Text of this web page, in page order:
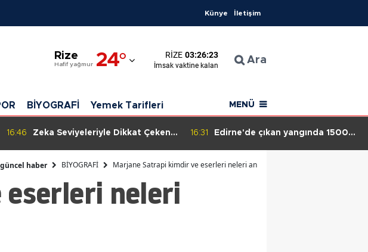
Künye İletişim
Rize
Hafif yağmur 24°
Adıyaman
Ağrı
Amasya
Antalya
Artvin
RIZE 03:26:22
İmsak vaktine kalan Ara
BİYOGRAFİ Yemek Tarifleri MENÜ
16:46
Zeka Seviyeleriyle Dikkat Çeken
16:31
Edirne'de çıkan yangında 1500
güncel haber BİYOGRAFİ Marjane Satrapi kimdir ve eserleri neleri anlatıyor?
neleri